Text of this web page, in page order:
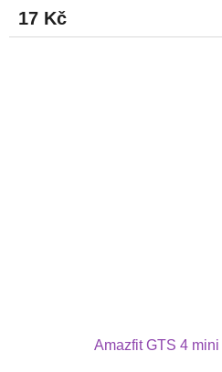
17 Kč
Amazfit GTS 4